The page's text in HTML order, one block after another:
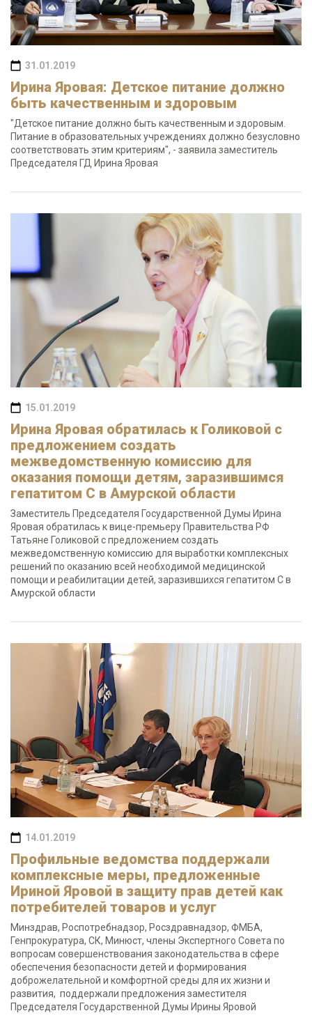
31.01.2019
Ирина Яровая: Детское питание должно
быть качественным и здоровым
"Детское питание должно быть качественным и здоровым.
Питание в образовательных учреждениях должно безусловно
соответствовать этим критериям", - заявила заместитель
Председателя ГД Ирина Яровая
15.01.2019
Ирина Яровая обратилась к Голиковой с
предложением создать
межведомственную комиссию для
оказания помощи детям, заразившимся
гепатитом С в Амурской области
Заместитель Председателя Государственной Думы Ирина
Яровая обратилась к вице-премьеру Правительства РФ
Татьяне Голиковой с предложением создать
межведомственную комиссию для выработки комплексных
решений по оказанию всей необходимой медицинской
помощи и реабилитации детей, заразившихся гепатитом С в
Амурской области
14.01.2019
Профильные ведомства поддержали
комплексные меры, предложенные
Ириной Яровой в защиту прав детей как
потребителей товаров и услуг
Минздрав, Роспотребнадзор, Росздравнадзор, ФМБА,
Генпрокуратура, СК, Минюст, члены Экспертного Совета по
вопросам совершенствования законодательства в сфере
обеспечения безопасности детей и формирования
доброжелательной и комфортной среды для их жизни и
развития, поддержали предложения заместителя
Председателя Государственной Думы Ирины Яровой